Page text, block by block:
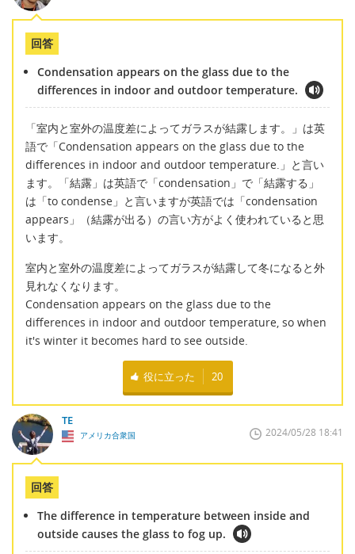
回答
Condensation appears on the glass due to the
differences in indoor and outdoor temperature.
「室内と室外の温度差によってガラスが結露します。」は英
語で「Condensation appears on the glass due to the
differences in indoor and outdoor temperature.」と言い
ます。「結露」は英語で「condensation」で「結露する」
は「to condense」と言いますが英語では「condensation
appears」（結露が出る）の言い方がよく使われていると思
います。
室内と室外の温度差によってガラスが結露して冬になると外
見れなくなります。
Condensation appears on the glass due to the
differences in indoor and outdoor temperature, so when
it's winter it becomes hard to see outside.
役に立った 20
TE
アメリカ合衆国 2024/05/28 18:41
回答
The difference in temperature between inside and
outside causes the glass to fog up.